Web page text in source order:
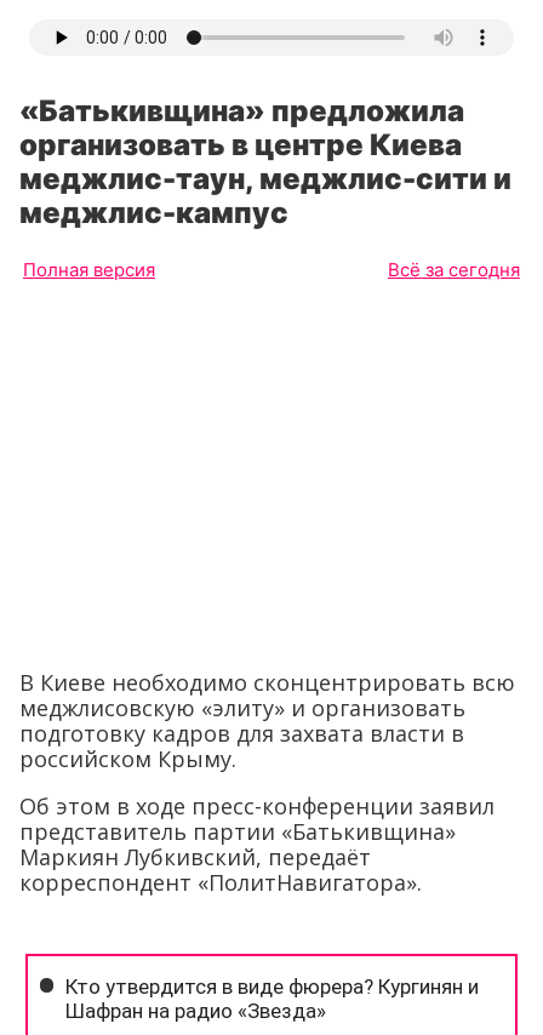
«Батькивщина» предложила
организовать в центре Киева
меджлис-таун, меджлис-сити и
меджлис-кампус
Полная версия Всё за сегодня
В Киеве необходимо сконцентрировать всю
меджлисовскую «элиту» и организовать
подготовку кадров для захвата власти в
российском Крыму.
Об этом в ходе пресс-конференции заявил
представитель партии «Батькивщина»
Маркиян Лубкивский, передаёт
корреспондент «ПолитНавигатора».